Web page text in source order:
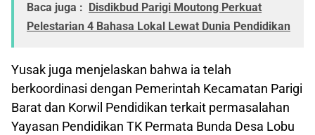
Baca juga :
Disdikbud Parigi Moutong Perkuat
Pelestarian 4 Bahasa Lokal Lewat Dunia Pendidikan
Yusak juga menjelaskan bahwa ia telah
berkoordinasi dengan Pemerintah Kecamatan Parigi
Barat dan Korwil Pendidikan terkait permasalahan
Yayasan Pendidikan TK Permata Bunda Desa Lobu